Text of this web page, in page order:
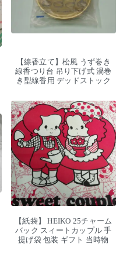
【線香立て】松風 うず巻き
線香つり台 吊り下げ式 渦巻
き型線香用 デッドストック
【紙袋】 HEIKO 25チャーム
バック スィートカップル 手
提げ袋 包装 ギフト 当時物